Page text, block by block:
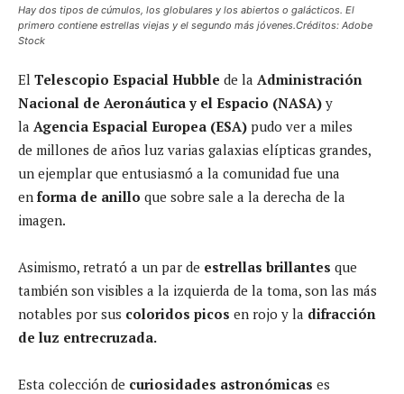
Hay dos tipos de cúmulos, los globulares y los abiertos o galácticos. El
primero contiene estrellas viejas y el segundo más jóvenes.Créditos: Adobe
Stock
El Telescopio Espacial Hubble de la Administración
Nacional de Aeronáutica y el Espacio (NASA) y
la Agencia Espacial Europea (ESA) pudo ver a miles
de millones de años luz varias galaxias elípticas grandes,
un ejemplar que entusiasmó a la comunidad fue una
en forma de anillo que sobre sale a la derecha de la
imagen.
Asimismo, retrató a un par de estrellas brillantes que
también son visibles a la izquierda de la toma, son las más
notables por sus coloridos picos en rojo y la difracción
de luz entrecruzada.
Esta colección de curiosidades astronómicas es